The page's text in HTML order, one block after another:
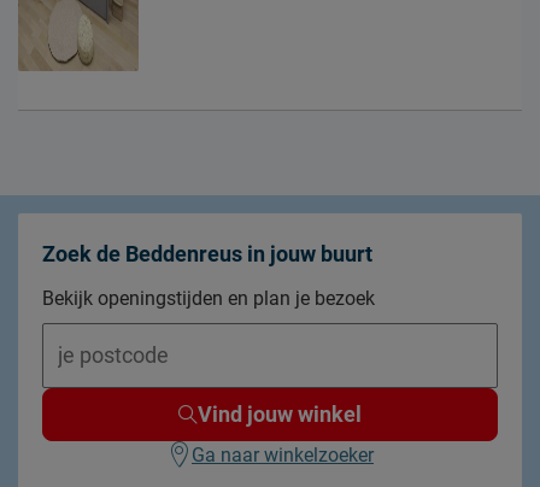
Zoek de Beddenreus in jouw buurt
Bekijk openingstijden en plan je bezoek
Vind jouw winkel
Ga naar winkelzoeker